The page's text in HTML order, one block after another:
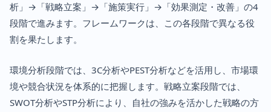
析」→「戦略立案」→「施策実行」→「効果測定・改善」の4
段階で進みます。フレームワークは、この各段階で異なる役
割を果たします。
環境分析段階では、3C分析やPEST分析などを活用し、市場環
境や競合状況を体系的に把握します。戦略立案段階では、
SWOT分析やSTP分析により、自社の強みを活かした戦略の方